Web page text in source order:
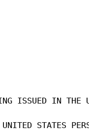
ISSUED IN THE
STATES